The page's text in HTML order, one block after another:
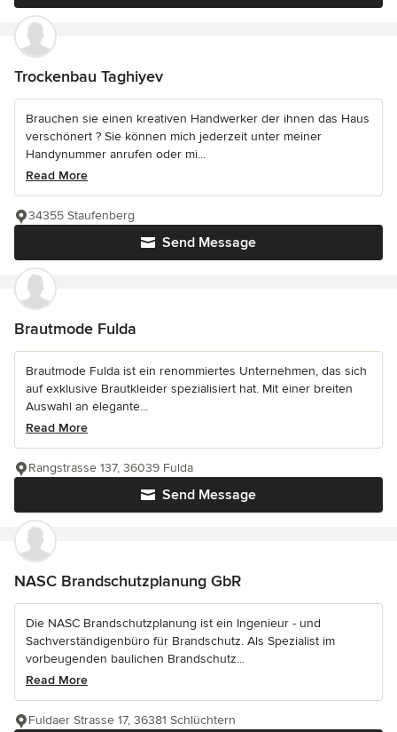
Trockenbau Taghiyev
Brauchen sie einen kreativen Handwerker der ihnen das Haus
verschönert ? Sie können mich jederzeit unter meiner
Handynummer anrufen oder mi...
Read More
Send Message
34355 Staufenberg
Brautmode Fulda
Brautmode Fulda ist ein renommiertes Unternehmen, das sich
auf exklusive Brautkleider spezialisiert hat. Mit einer breiten
Auswahl an elegante...
Read More
Send Message
Rangstrasse 137, 36039 Fulda
NASC Brandschutzplanung GbR
Die NASC Brandschutzplanung ist ein Ingenieur - und
Sachverständigenbüro für Brandschutz. Als Spezialist im
vorbeugenden baulichen Brandschutz...
Read More
Fuldaer Strasse 17, 36381 Schlüchtern